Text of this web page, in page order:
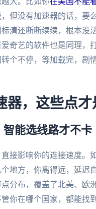
但没有加速器的话，要
清还断断续续，根本没
奇艺的软件也是同理，
个不停，等加载完，剧
器，这些点才
智能选线路才不卡
接影响你的连接速度。
地方，你离得远，延迟自
分布，覆盖了北美、欧
你在哪个国家，都能找